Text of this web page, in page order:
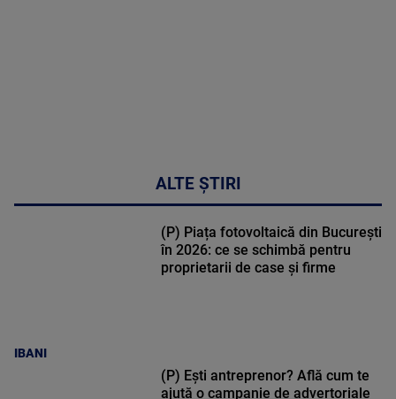
ALTE ȘTIRI
IBANI
(P) Piața fotovoltaică din București
în 2026: ce se schimbă pentru
proprietarii de case și firme
(P) Ești antreprenor? Află cum te
ajută o campanie de advertoriale